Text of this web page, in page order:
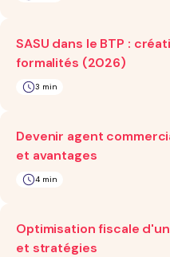
SASU dans le BTP :
formalités (2026)
3 min
Devenir agent
et avantages
4 min
Optimisation fiscale
et stratégies